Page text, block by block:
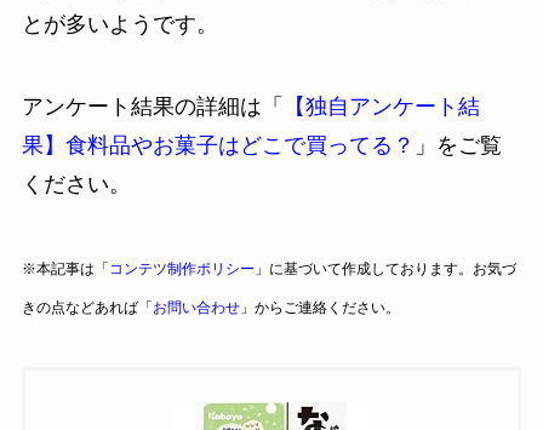
とが多いようです。
アンケート結果の詳細は「
【独自アンケート結
果】食料品やお菓子はどこで買ってる？ 」をご覧
ください。
※本記事は「 コンテツ制作ポリシー 」に基づいて作成しております。お気づ
きの点などあれば「お問い合わせ」からご連絡ください。